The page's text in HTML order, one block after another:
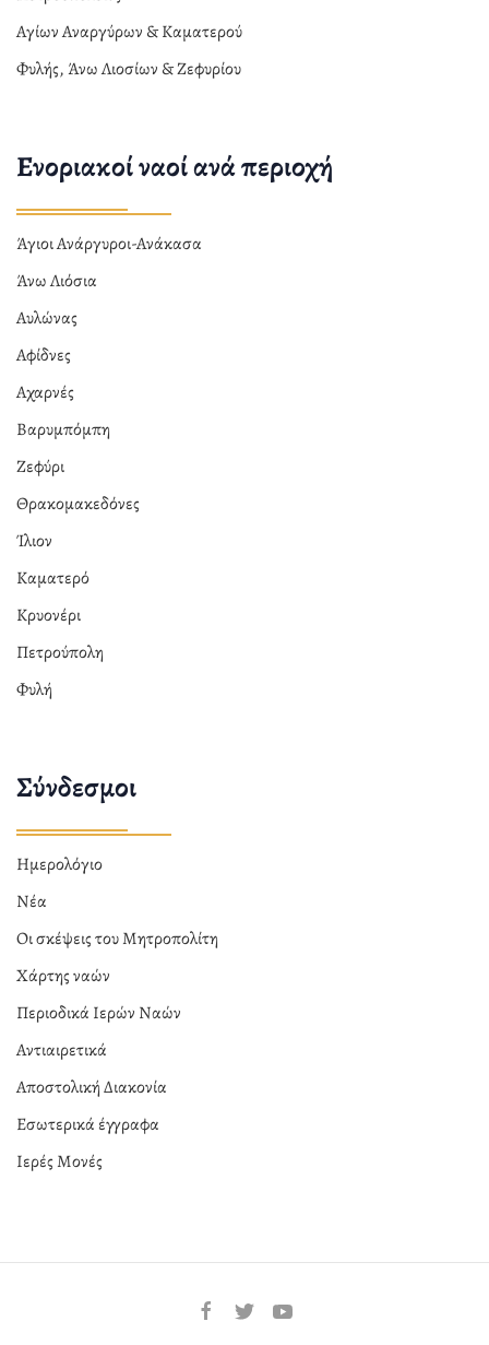
Αγίων Αναργύρων & Καματερού
Φυλής, Άνω Λιοσίων & Ζεφυρίου
Ενοριακοί ναοί ανά περιοχή
Άγιοι Ανάργυροι-Ανάκασα
Άνω Λιόσια
Αυλώνας
Αφίδνες
Αχαρνές
Βαρυμπόμπη
Ζεφύρι
Θρακομακεδόνες
Ίλιον
Καματερό
Κρυονέρι
Πετρούπολη
Φυλή
Σύνδεσμοι
Ημερολόγιο
Νέα
Οι σκέψεις του Μητροπολίτη
Χάρτης ναών
Περιοδικά Ιερών Ναών
Αντιαιρετικά
Αποστολική Διακονία
Εσωτερικά έγγραφα
Ιερές Μονές